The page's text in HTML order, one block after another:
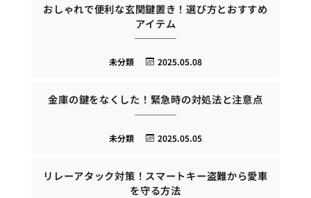
おしゃれで便利な玄関鍵置き！選び方とおすすめ
アイテム
2025.05.08
未分類
金庫の鍵をなくした！緊急時の対処法と注意点
2025.05.05
未分類
リレーアタック対策！スマートキー盗難から愛車
を守る方法